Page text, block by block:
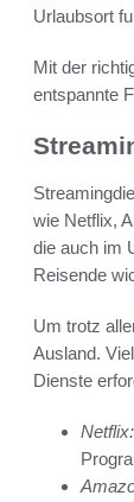
Urlaubsort
Mit der
entspannte
wie Netflix,
die auch im
Reisende
Um trotz
Ausland.
Dienste
Netflix: